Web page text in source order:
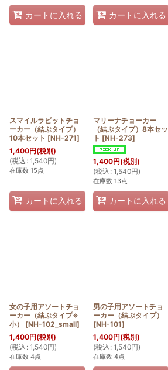
カートに入れる カートに入れる
スマイルラビットチョ
ーカー（結ぶタイプ）
10本セット [NH-271]
1,400円(税別)
(税込 : 1,540円)
在庫数 15点
カートに入れる
マリーナチョーカー
（結ぶタイプ）8本セッ
ト [NH-273]
1,400円(税別)
(税込 : 1,540円)
在庫数 13点
カートに入れる
女の子用アソートチョ
ーカー（結ぶタイプ※
小）
[NH-102_small]
1,400円(税別)
(税込 : 1,540円)
在庫数 4点
男の子用アソートチョ
ーカー（結ぶタイプ）
[NH-101]
1,400円(税別)
(税込 : 1,540円)
在庫数 4点